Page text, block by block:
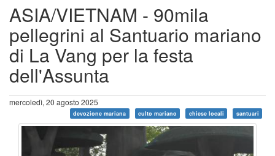
ASIA/VIETNAM - 90mila
pellegrini al Santuario mariano
di La Vang per la festa
dell'Assunta
mercoledì, 20 agosto 2025
devozione mariana culto mariano chiese locali santuari